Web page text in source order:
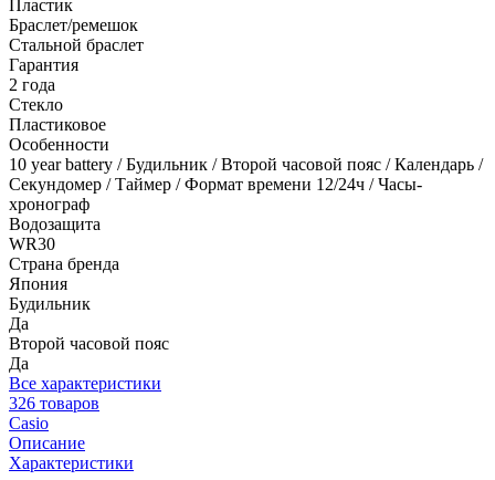
Пластик
Браслет/ремешок
Стальной браслет
Гарантия
2 года
Стекло
Пластиковое
Особенности
10 year battery / Будильник / Второй часовой пояс / Календарь /
Секундомер / Таймер / Формат времени 12/24ч / Часы-
хронограф
Водозащита
WR30
Страна бренда
Япония
Будильник
Да
Второй часовой пояс
Да
Все характеристики
326 товаров
Casio
Описание
Характеристики